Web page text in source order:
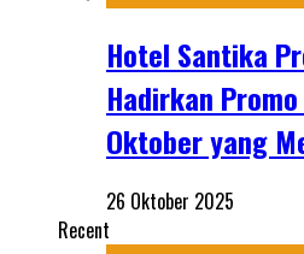
Hotel Santika
Hadirkan
Oktober yang
26 Oktober 2025
Recent